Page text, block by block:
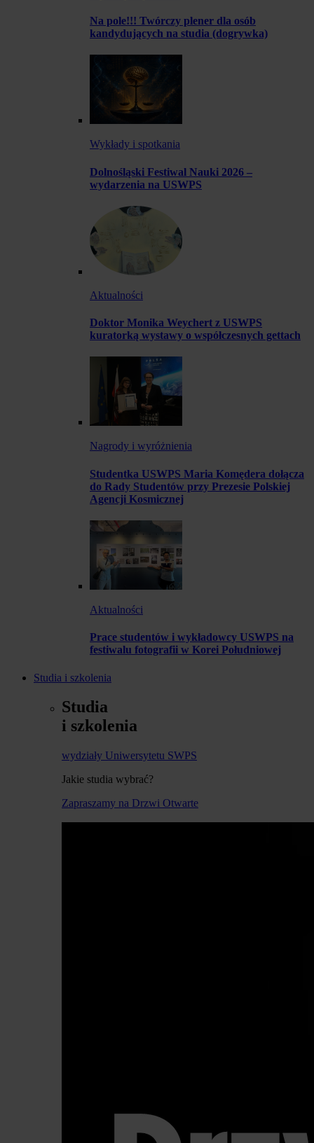
Na pole!!! Twórczy plener dla osób
kandydujących na studia (dogrywka)
Wykłady i spotkania
Dolnośląski Festiwal Nauki 2026 –
wydarzenia na USWPS
Aktualności
Doktor Monika Weychert z USWPS
kuratorką wystawy o współczesnych gettach
Nagrody i wyróżnienia
Studentka USWPS Maria Komędera dołącza
do Rady Studentów przy Prezesie Polskiej
Agencji Kosmicznej
Aktualności
Prace studentów i wykładowcy USWPS na
festiwalu fotografii w Korei Południowej
Studia i szkolenia
Studia
i szkolenia
wydziały Uniwersytetu SWPS
Jakie studia wybrać?
Zapraszamy na Drzwi Otwarte